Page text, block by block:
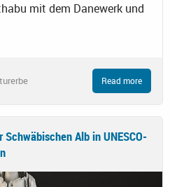
mit dem Danewerk und
Read more
Alb in UNESCO-